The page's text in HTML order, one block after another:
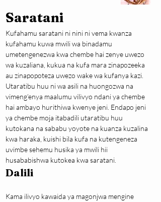
Saratani
Kufahamu saratani ni nini ni vema kwanza
kufahamu kuwa mwili wa binadamu
umetengenezwa kwa chembe hai zenye uwezo
wa kuzaliana, kukua na kufa mara zinapozeeka
au zinapopoteza uwezo wake wa kufanya kazi.
Utaratibu huu ni wa asili na huongozwa na
vimeng’enya maalumu vilivyo ndani ya chembe
hai ambayo hurithiwa kwenye jeni. Endapo jeni
ya chembe moja itabadili utaratibu huu
kutokana na sababu yoyote na kuanza kuzalina
kwa haraka, kuishi bila kufa na kutengeneza
uvimbe sehemu husika ya mwili hii
husababishwa kutokea kwa saratani.
Dalili
Kama ilivyo kawaida ya magonjwa mengine